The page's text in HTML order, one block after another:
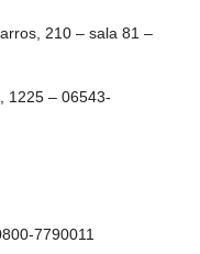
210 – sala 81 –
1225 – 06543-
7790011